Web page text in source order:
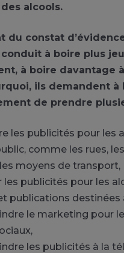
alcools.
du constat
à boire plus
à boire davantage
ils demandent à
de prendre
les publicités pour les
comme les rues,
moyens de transport,
publicités pour les
publications destinées
le marketing pour
les publicités à la